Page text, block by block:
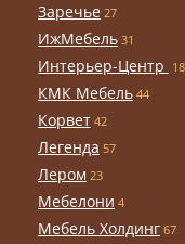
Заречье 27
ИжМебель 31
Интерьер-Центр 18
КМК Мебель 44
Корвет 42
Легенда 57
Лером 23
Мебелони 4
Мебель Холдинг 67